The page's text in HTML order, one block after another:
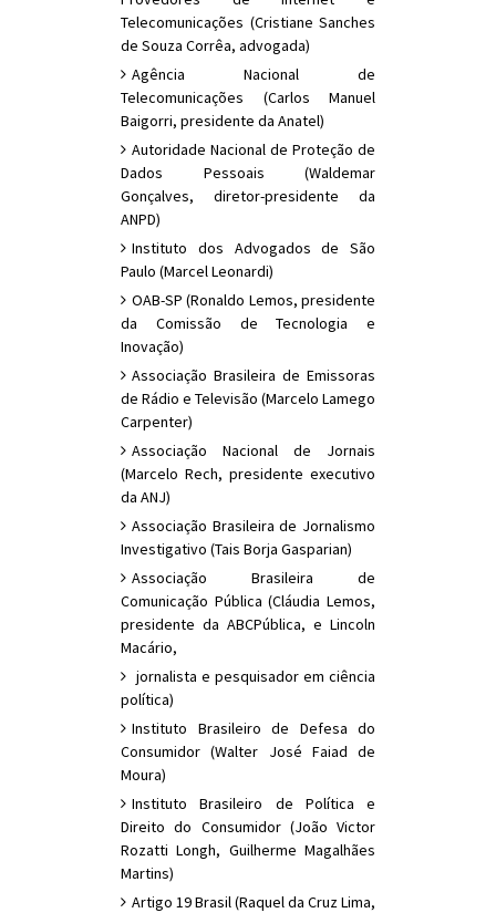
Telecomunicações (Cristiane Sanches
de Souza Corrêa, advogada)
Agência Nacional de
Telecomunicações (Carlos Manuel
Baigorri, presidente da Anatel)
Autoridade Nacional de Proteção de
Dados Pessoais (Waldemar
Gonçalves, diretor-presidente da
ANPD)
Instituto dos Advogados de São
Paulo (Marcel Leonardi)
OAB-SP (Ronaldo Lemos, presidente
da Comissão de Tecnologia e
Inovação)
Associação Brasileira de Emissoras
de Rádio e Televisão (Marcelo Lamego
Carpenter)
Associação Nacional de Jornais
(Marcelo Rech, presidente executivo
da ANJ)
Associação Brasileira de Jornalismo
Investigativo (Tais Borja Gasparian)
Associação Brasileira de
Comunicação Pública (Cláudia Lemos,
presidente da ABCPública, e Lincoln
Macário,
jornalista e pesquisador em ciência
política)
Instituto Brasileiro de Defesa do
Consumidor (Walter José Faiad de
Moura)
Instituto Brasileiro de Política e
Direito do Consumidor (João Victor
Rozatti Longh, Guilherme Magalhães
Martins)
Artigo 19 Brasil (Raquel da Cruz Lima,